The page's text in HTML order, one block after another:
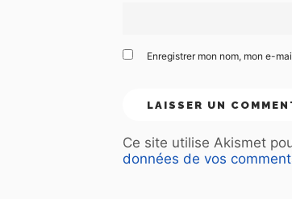
Enregistrer mon nom, mon e-
Ce site utilise Akismet
données de vos